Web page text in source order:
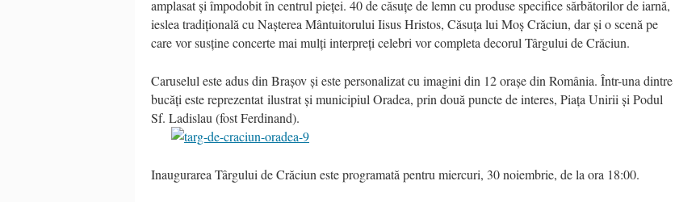
amplasat și împodobit în centrul pieței. 40 de căsuțe de lemn cu produse specifice sărbătorilor de iarnă,
ieslea tradițională cu Nașterea Mântuitorului Iisus Hristos, Căsuța lui Moș Crăciun, dar și o scenă pe
care vor susține concerte mai mulți interpreți celebri vor completa decorul Târgului de Crăciun.
Caruselul este adus din Brașov și este personalizat cu imagini din 12 orașe din România. Într-una dintre
bucăți este reprezentat ilustrat și municipiul Oradea, prin două puncte de interes, Piața Unirii și Podul
Sf. Ladislau (fost Ferdinand).
Inaugurarea Târgului de Crăciun este programată pentru miercuri, 30 noiembrie, de la ora 18:00.